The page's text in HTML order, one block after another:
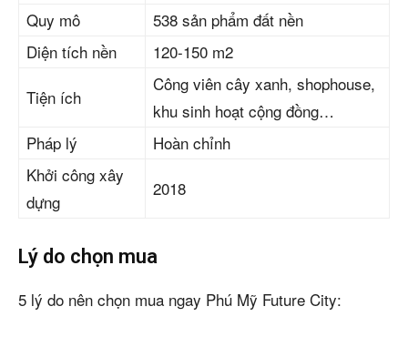
Quy mô
538 sản phẩm đất nền
Diện tích nền
120-150 m2
Tiện ích
Công viên cây xanh, shophouse,
khu sinh hoạt cộng đồng…
Pháp lý
Hoàn chỉnh
Khởi công xây
dựng
2018
Lý do chọn mua
5 lý do nên chọn mua ngay Phú Mỹ Future City: